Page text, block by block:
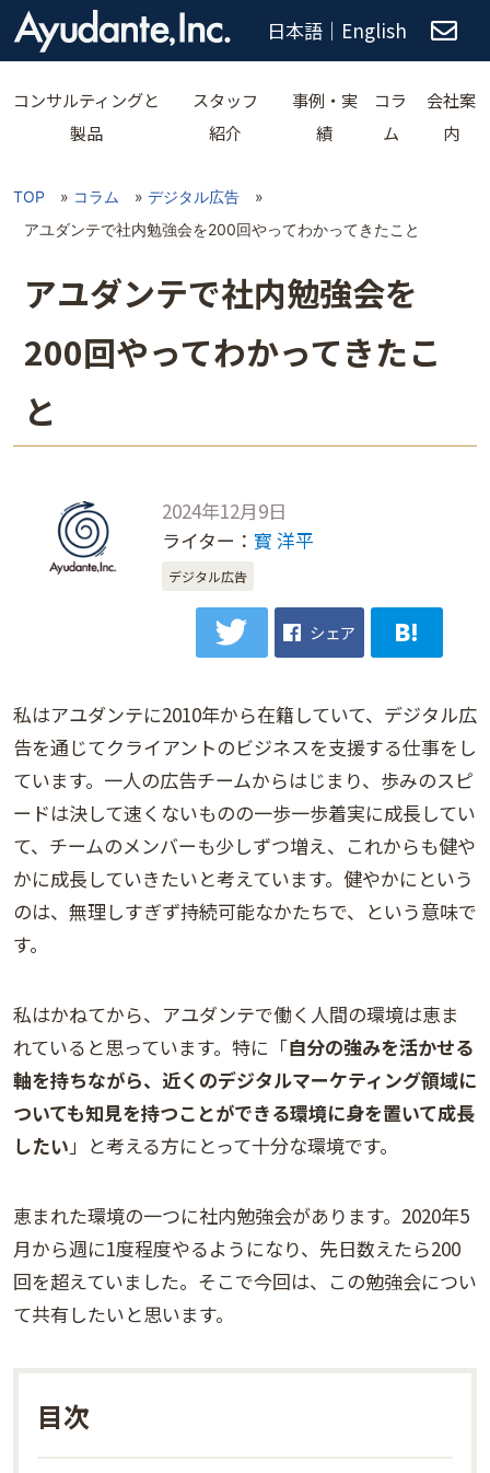
日本語 ｜ English
コンサルティングと
製品
スタッフ
紹介
事例・実
績
コラ
ム
会社案
内
TOP » コラム » デジタル広告
»
アユダンテで社内勉強会を200回やってわかってきたこと
アユダンテで社内勉強会を
200回やってわかってきたこ
と
2024年12月9日
ライター： 寳 洋平
デジタル広告
シェア
私はアユダンテに2010年から在籍していて、デジタル広
告を通じてクライアントのビジネスを支援する仕事をし
ています。一人の広告チームからはじまり、歩みのスピ
ードは決して速くないものの一歩一歩着実に成長してい
て、チームのメンバーも少しずつ増え、これからも健や
かに成長していきたいと考えています。健やかにという
のは、無理しすぎず持続可能なかたちで、という意味で
す。
私はかねてから、アユダンテで働く人間の環境は恵ま
れていると思っています。特に「自分の強みを活かせる
軸を持ちながら、近くのデジタルマーケティング領域に
ついても知見を持つことができる環境に身を置いて成長
したい」と考える方にとって十分な環境です。
恵まれた環境の一つに社内勉強会があります。2020年5
月から週に1度程度やるようになり、先日数えたら200
回を超えていました。そこで今回は、この勉強会につい
て共有したいと思います。